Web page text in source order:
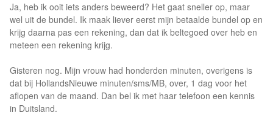
Ja, heb ik ooit iets anders beweerd? Het gaat sneller op, maar
wel uit de bundel. Ik maak liever eerst mijn betaalde bundel op en
krijg daarna pas een rekening, dan dat ik beltegoed over heb en
meteen een rekening krijg.
Gisteren nog. Mijn vrouw had honderden minuten, overigens is
dat bij HollandsNieuwe minuten/sms/MB, over, 1 dag voor het
aflopen van de maand. Dan bel ik met haar telefoon een kennis
in Duitsland.